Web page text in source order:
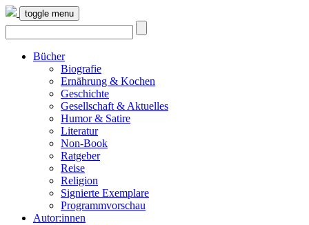
toggle menu
Bücher
Biografie
Ernährung & Kochen
Geschichte
Gesellschaft & Aktuelles
Humor & Satire
Literatur
Non-Book
Ratgeber
Reise
Religion
Signierte Exemplare
Programmvorschau
Autor:innen